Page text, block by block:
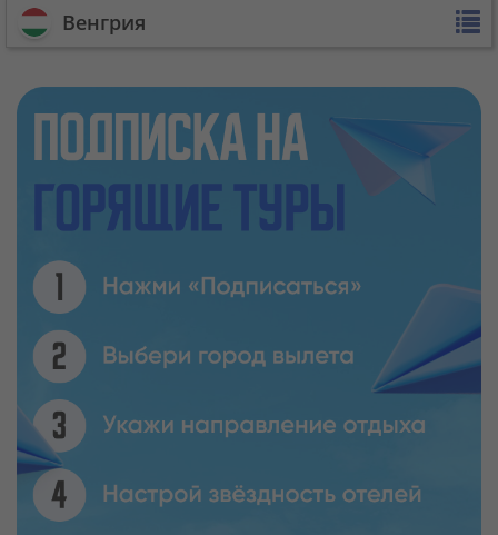
Венгрия